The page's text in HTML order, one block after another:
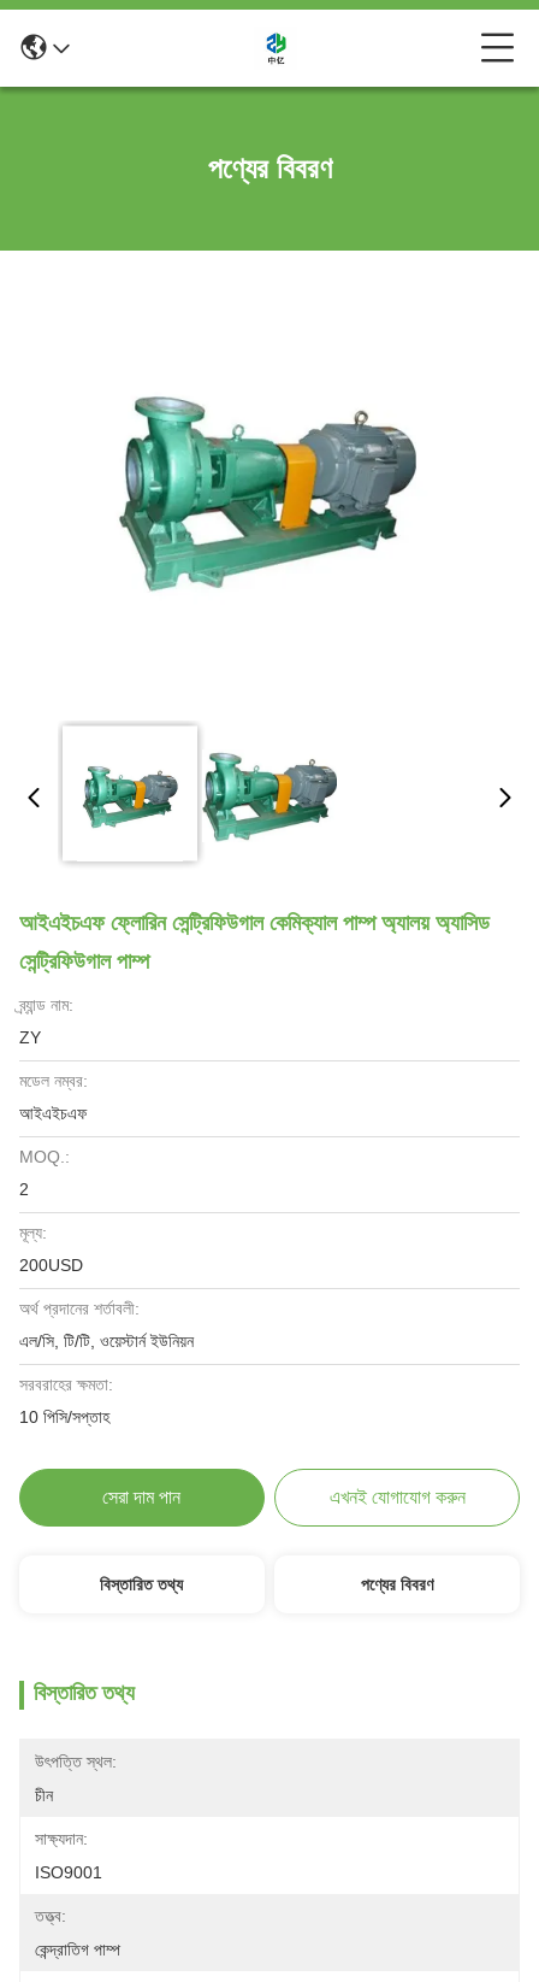
পণ্যের বিবরণ
আইএইচএফ ফ্লোরিন সেন্ট্রিফিউগাল কেমিক্যাল পাম্প অ্যালয় অ্যাসিড
সেন্ট্রিফিউগাল পাম্প
ব্র্যান্ড নাম:
ZY
মডেল নম্বর:
আইএইচএফ
MOQ.:
2
মূল্য:
200USD
অর্থ প্রদানের শর্তাবলী:
এল/সি, টি/টি, ওয়েস্টার্ন ইউনিয়ন
সরবরাহের ক্ষমতা:
10 পিসি/সপ্তাহ
সেরা দাম পান এখনই যোগাযোগ করুন
বিস্তারিত তথ্য পণ্যের বিবরণ
বিস্তারিত তথ্য
উৎপত্তি স্থল:
চীন
সাক্ষ্যদান:
ISO9001
তত্ত্ব:
কেন্দ্রাতিগ পাম্প